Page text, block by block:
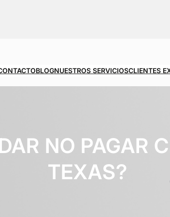
BLOGNUESTROS SERVICIOSCLIENTES
NO PAGAR
TEXAS?